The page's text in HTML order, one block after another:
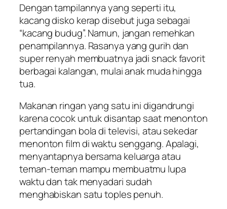
Dengan tampilannya yang seperti itu,
kacang disko kerap disebut juga sebagai
“kacang budug”. Namun, jangan remehkan
penampilannya. Rasanya yang gurih dan
super renyah membuatnya jadi snackfavorit
berbagai kalangan, mulai anak muda hingga
tua.
Makanan ringan yang satu ini digandrungi
karena cocok untuk disantap saat menonton
pertandingan bola di televisi, atau sekedar
menonton film di waktu senggang. Apalagi,
menyantapnya bersama keluarga atau
teman-teman mampu membuatmu lupa
waktu dan tak menyadari sudah
menghabiskan satu toples penuh.